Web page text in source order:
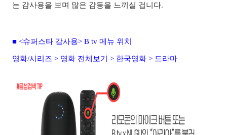
는 감사용을 보며 많은 감동을 느끼실 겁니다.
■ <슈퍼스타 감사용> B tv 메뉴 위치
영화/시리즈 > 영화 전체보기 > 한국영화 > 드라마